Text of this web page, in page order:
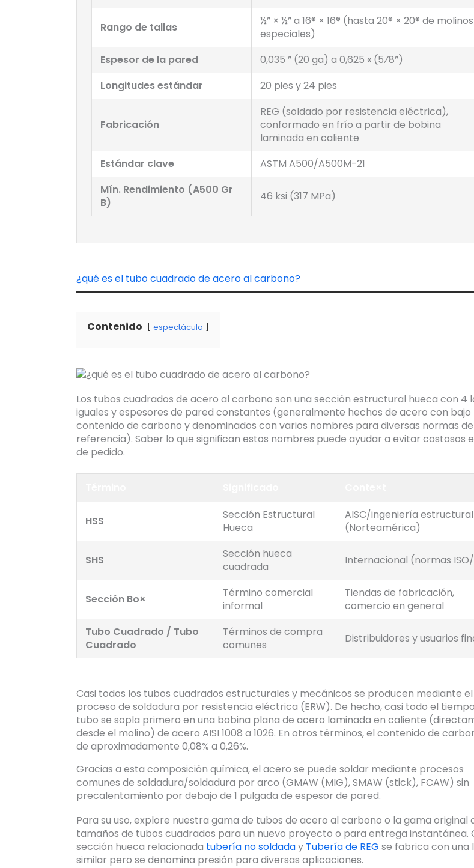
Rango de tallas
½” × ½” a 16® × 16® (hasta 20® × 20® de molinos
especiales)
Espesor de la pared
0,035 ” (20 ga) a 0,625 « (5⁄8”)
Longitudes estándar
20 pies y 24 pies
Fabricación
REG (soldado por resistencia eléctrica),
conformado en frío a partir de bobina
laminada en caliente
Estándar clave
ASTM A500/A500M-21
Mín. Rendimiento (A500 Gr
B)
46 ksi (317 MPa)
¿qué es el tubo cuadrado de acero al carbono?
Contenido espectáculo
Los tubos cuadrados de acero al carbono son una sección estructural hueca con 4
iguales y espesores de pared constantes (generalmente hechos de acero con bajo
contenido de carbono y denominados con varios nombres para diversas normas de
referencia). Saber lo que significan estos nombres puede ayudar a evitar costosos
de pedido.
HSS
Sección Estructural
Hueca
AISC/ingeniería estructural
(Norteamérica)
SHS
Sección hueca
cuadrada
Internacional (normas
Sección Bo×
Término comercial
informal
Tiendas de fabricación,
comercio en general
Tubo Cuadrado / Tubo
Cuadrado
Términos de compra
comunes
Distribuidores y usuarios
Casi todos los tubos cuadrados estructurales y mecánicos se producen mediante el
proceso de soldadura por resistencia eléctrica (ERW). De hecho, casi todo el
tubo se sopla primero en una bobina plana de acero laminada en caliente
desde el molino) de acero AISI 1008 a 1026. En otros términos, el contenido de
de aproximadamente 0,08% a 0,26%.
Gracias a esta composición química, el acero se puede soldar mediante procesos
comunes de soldadura/soldadura por arco (GMAW (MIG), SMAW (stick), FCAW) sin
precalentamiento por debajo de 1 pulgada de espesor de pared.
Para su uso, explore nuestra gama de tubos de acero al carbono o la gama original
tamaños de tubos cuadrados para un nuevo proyecto o para entrega instantánea.
sección hueca relacionada tubería no soldaday Tubería de REG se fabrica con una
similar pero se denomina presión para diversas aplicaciones.